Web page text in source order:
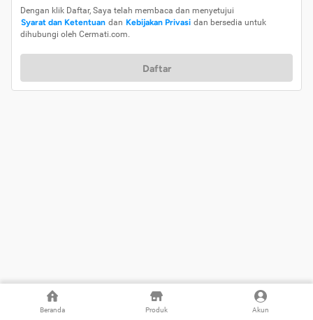
Beranda Produk Akun
Dengan klik Daftar, Saya telah membaca dan menyetujui
Syarat dan Ketentuan dan Kebijakan Privasi dan bersedia untuk
dihubungi oleh Cermati.com.
Daftar